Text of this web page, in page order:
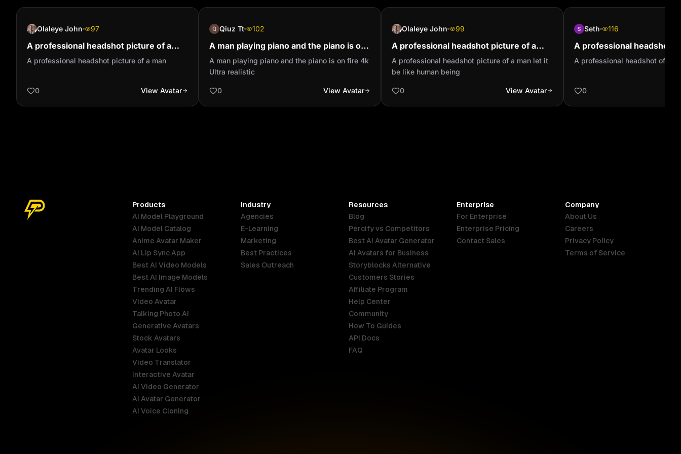
Olaleye John 97
A professional headshot picture of a
man
A professional headshot picture of a man
0 View Avatar
Qiuz Tt 102
A man playing piano and the piano is on
fire 4k Ultra realistic
A man playing piano and the piano is on fire 4k
Ultra realistic
0 View Avatar
Olaleye John 99
A professional headshot picture of a
man let it be like human being
A professional headshot picture of a man let it
be like human being
0 View Avatar
Seth 116
A professional headshot
person
A professional headshot of a
0
Products
AI Model Playground
AI Model Catalog
Anime Avatar Maker
AI Lip Sync App
Best AI Video Models
Best AI Image Models
Trending AI Flows
Video Avatar
Talking Photo AI
Generative Avatars
Stock Avatars
Avatar Looks
Video Translator
Interactive Avatar
AI Video Generator
AI Avatar Generator
AI Voice Cloning
Industry
Agencies
E-Learning
Marketing
Best Practices
Sales Outreach
Resources
Blog
Percify vs Competitors
Best AI Avatar Generator
AI Avatars for Business
Storyblocks Alternative
Customers Stories
Affiliate Program
Help Center
Community
How To Guides
API Docs
FAQ
Enterprise
For Enterprise
Enterprise Pricing
Contact Sales
Company
About Us
Careers
Privacy Policy
Terms of Service
English
Brazil
Germany
France